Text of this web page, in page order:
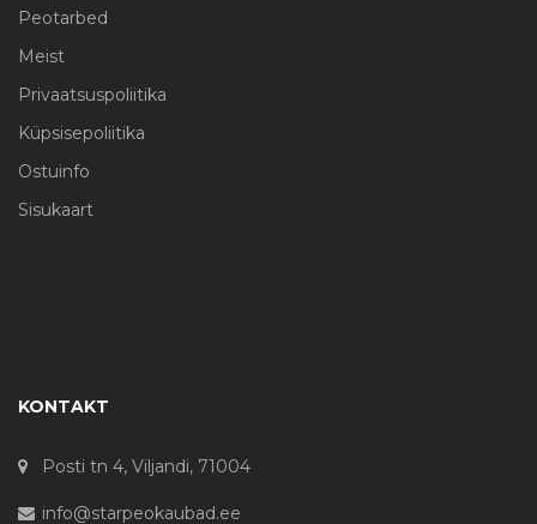
Peotarbed
Meist
Privaatsuspoliitika
Küpsisepoliitika
Ostuinfo
Sisukaart
KONTAKT
Posti tn 4, Viljandi, 71004
info@starpeokaubad.ee